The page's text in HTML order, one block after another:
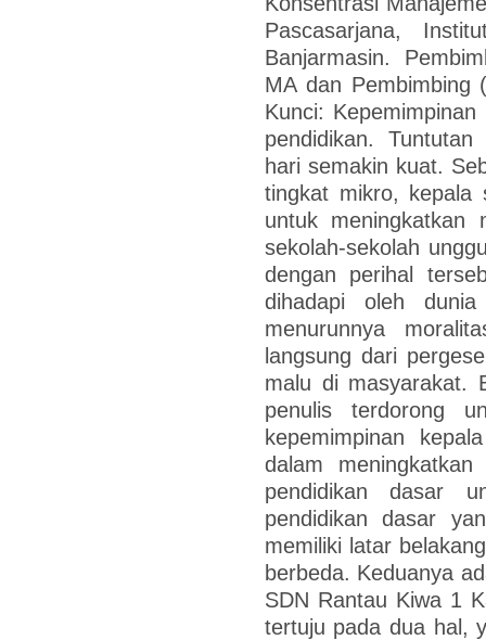
Pascasarjana,
Banjarmasin.
MA dan Pembimbing
Kunci:
pendidikan.
hari semakin kuat.
tingkat mikro, kepala
untuk meningkatkan
sekolah-sekolah
dengan perihal
dihadapi oleh
menurunnya
langsung dari
malu di masyarakat.
penulis terdorong
kepemimpinan
dalam
pendidikan dasar
pendidikan dasar
memiliki latar
berbeda. Keduanya
SDN Rantau Kiwa 1
tertuju pada dua hal,